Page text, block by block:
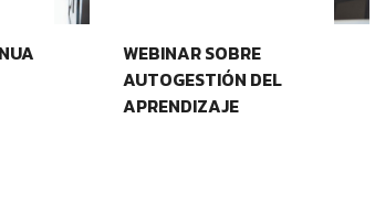
WEBINAR SOBRE
AUTOGESTIÓN DEL
APRENDIZAJE